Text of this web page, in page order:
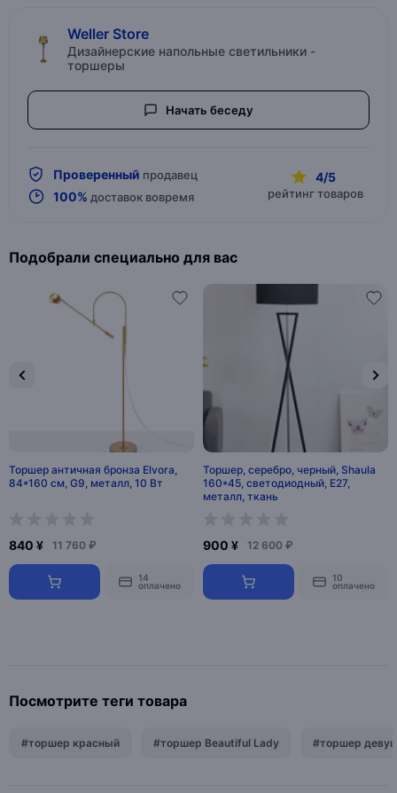
Weller Store
Дизайнерские напольные светильники -
торшеры
Начать беседу
Проверенный продавец
100% доставок вовремя
4/5
рейтинг товаров
Подобрали специально для вас
Торшер античная бронза Elvora,
84*160 см, G9, металл, 10 Вт
840 ¥ 11 760 ₽
14
оплачено
Торшер, серебро, черный, Shaula
160*45, светодиодный, Е27,
металл, ткань
900 ¥ 12 600 ₽
10
оплачено
Посмотрите теги товара
#торшер красный #торшер Beautiful Lady #торшер